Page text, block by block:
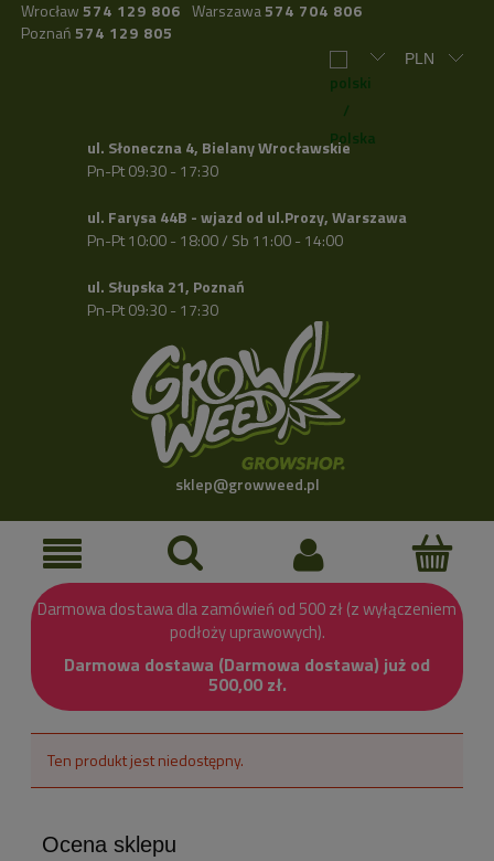
Wrocław 574 129 806 Warszawa574 704 806
Poznań 574 129 805
ul. Słoneczna 4, Bielany Wrocławskie
Pn-Pt 09:30 - 17:30
ul. Farysa 44B - wjazd od ul.Prozy, Warszawa
Pn-Pt 10:00 - 18:00 / Sb 11:00 - 14:00
ul. Słupska 21, Poznań
Pn-Pt 09:30 - 17:30
sklep@growweed.pl
Darmowa dostawa dla zamówień od 500 zł (z wyłączeniem
podłoży uprawowych).
Darmowa dostawa (Darmowa dostawa) już od
500,00 zł.
Ten produkt jest niedostępny.
Ocena sklepu